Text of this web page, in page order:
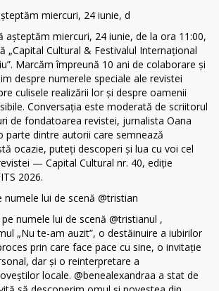
miercuri, 24 iunie, d
numele lui de scenă @tristian